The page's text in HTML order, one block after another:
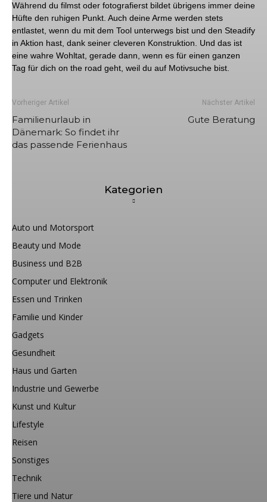
Während du filmst oder fotografierst bildet übrigens immer deine
Hüfte den ruhigen Punkt. Auch deine Arme werden stets
entlastet, wenn du mit dem Tool unterwegs bist und den Steadify
in Aktion hast, dank seiner cleveren Konstruktion. Und das ist
eine wahre Wohltat, gerade dann, wenn es für einen ganzen
Tag für dich on the road geht, weil du auf Motivsuche bist.
Vorheriger Artikel
Familienurlaub in
Dänemark: So findet ihr
das passende Ferienhaus
Nächster Artikel
Gute Beratung
Kategorien
Auto und Motorsport
Beauty und Mode
Business und B2B
Computer und Elektronik
Essen und Trinken
Familie und Kinder
Gadgets
Gesundheit
Haus und Garten
Industrie und Gewerbe
Kunst und Kultur
Lifestyle
Reisen
Sonstiges
Technik
Tiere und Natur